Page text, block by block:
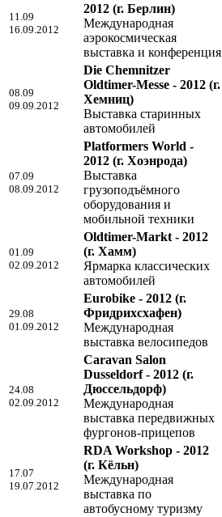
11.09
16.09.2012
2012 (г. Берлин)
Международная
аэрокосмическая
выставка и конференция
08.09
09.09.2012
Die Chemnitzer
Oldtimer-Messe - 2012 (г.
Хемниц)
Выставка старинных
автомобилей
07.09
08.09.2012
Platformers World -
2012 (г. Хоэнрода)
Выставка
грузоподъёмного
оборудования и
мобильной техники
01.09
02.09.2012
Oldtimer-Markt - 2012
(г. Хамм)
Ярмарка классических
автомобилей
29.08
01.09.2012
Eurobike - 2012 (г.
Фридрихсхафен)
Международная
выставка велосипедов
24.08
02.09.2012
Caravan Salon
Dusseldorf - 2012 (г.
Дюссельдорф)
Международная
выставка передвижных
фургонов-прицепов
17.07
19.07.2012
RDA Workshop - 2012
(г. Кёльн)
Международная
выставка по
автобусному туризму